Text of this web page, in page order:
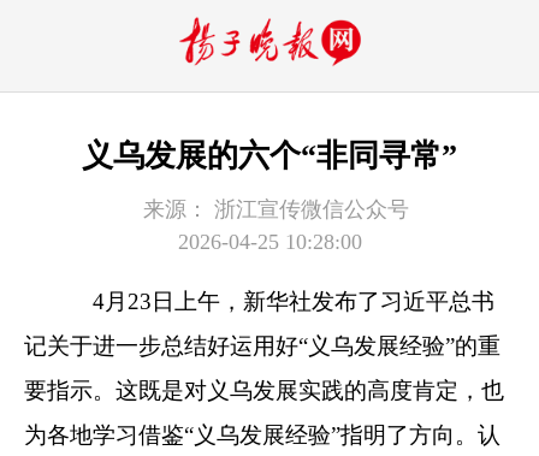
义乌发展的六个“非同寻常”
来源：
浙江宣传微信公众号
2026-04-25 10:28:00
4月23日上午，新华社发布了习近平总书
记关于进一步总结好运用好“义乌发展经验”的重
要指示。这既是对义乌发展实践的高度肯定，也
为各地学习借鉴“义乌发展经验”指明了方向。认